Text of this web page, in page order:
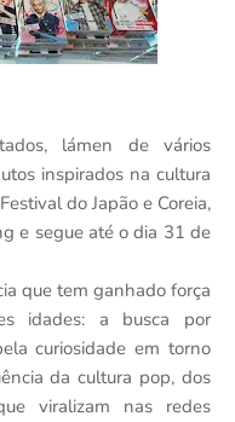
lámen de vários
inspirados na cultura
do Japão e Coreia,
e segue até o dia 31 de
que tem ganhado força
idades: a busca por
curiosidade em torno
da cultura pop, dos
viralizam nas redes